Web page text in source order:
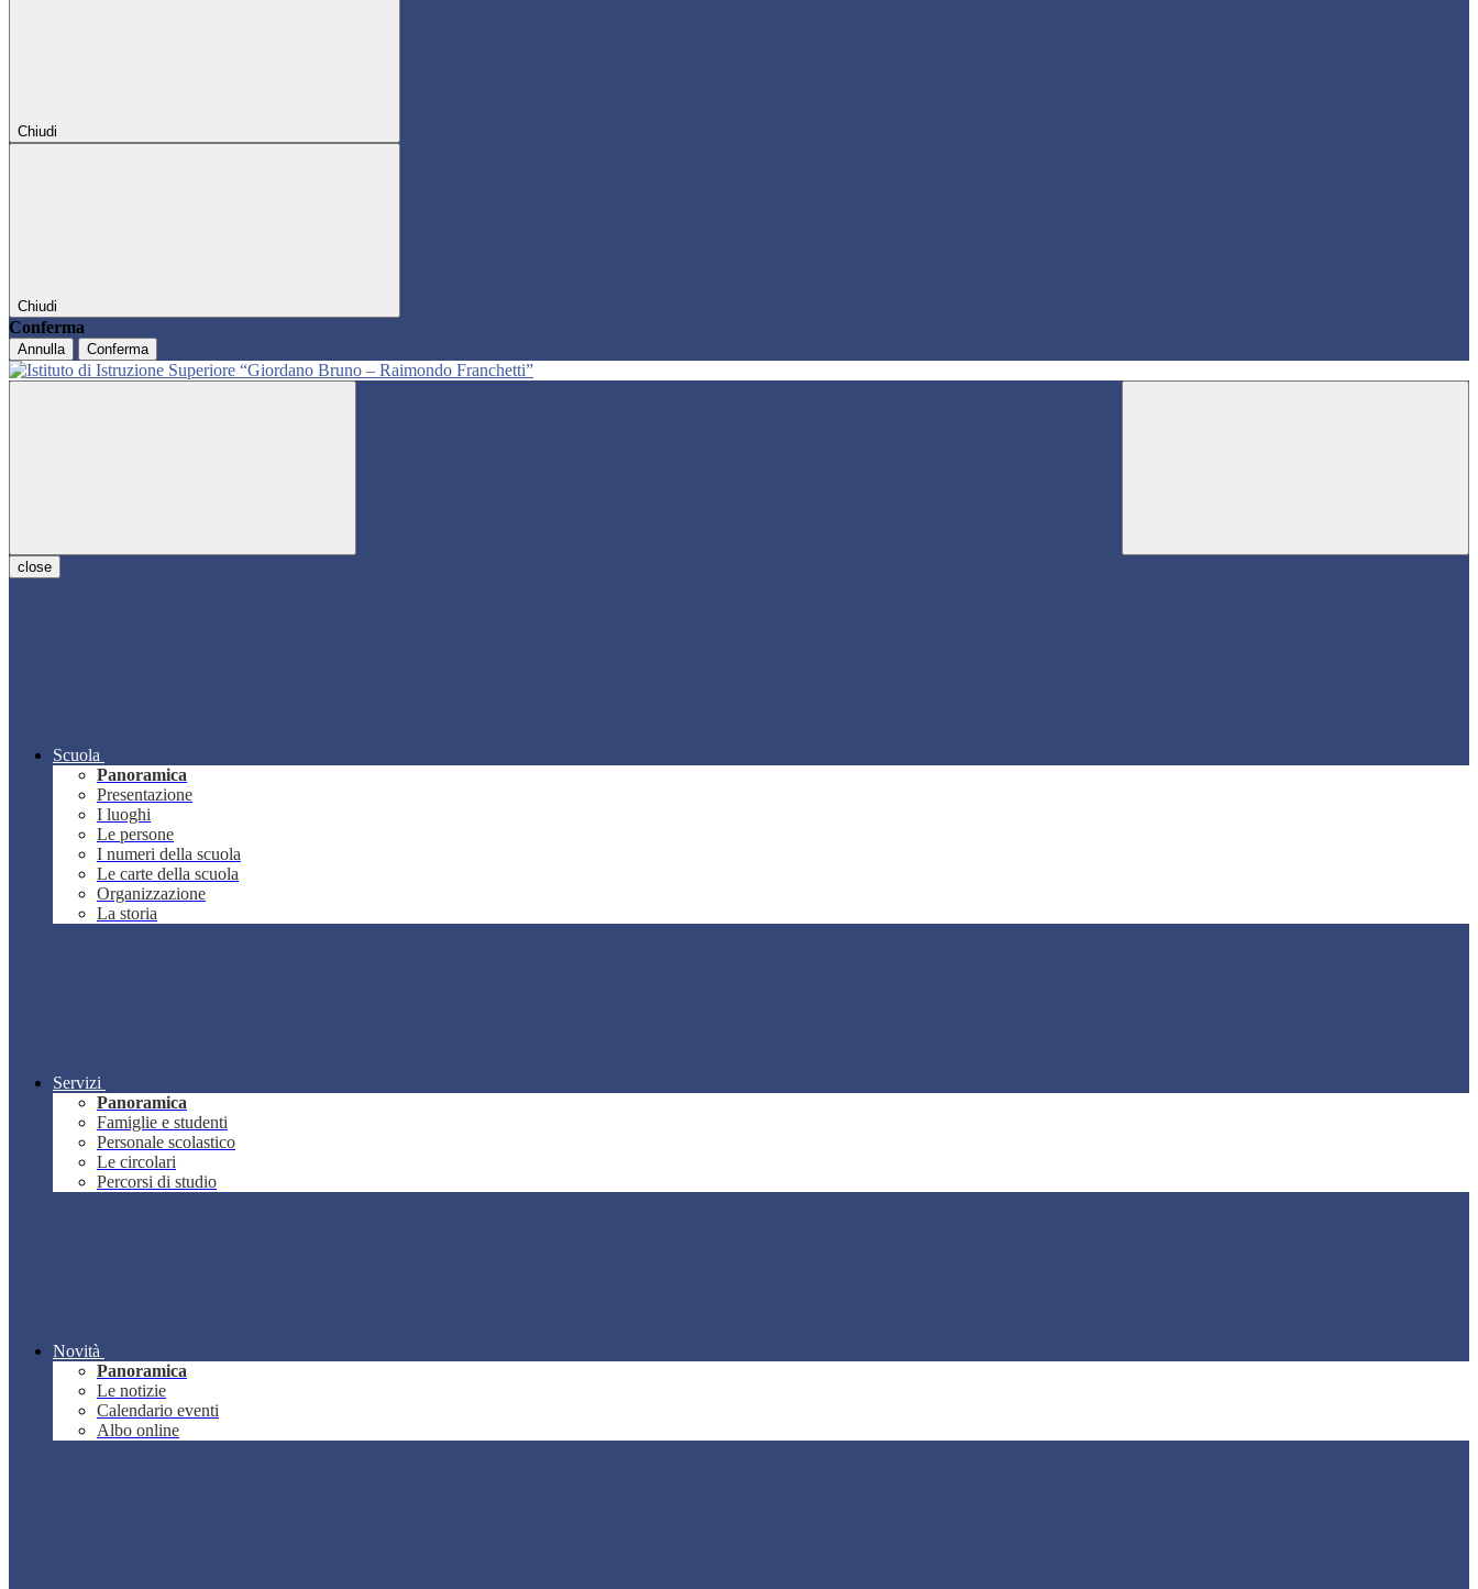
Chiudi
Chiudi
Conferma
Annulla Conferma
close
Scuola
Panoramica
Presentazione
I luoghi
Le persone
I numeri della scuola
Le carte della scuola
Organizzazione
La storia
Servizi
Panoramica
Famiglie e studenti
Personale scolastico
Le circolari
Percorsi di studio
Novità
Panoramica
Le notizie
Calendario eventi
Albo online